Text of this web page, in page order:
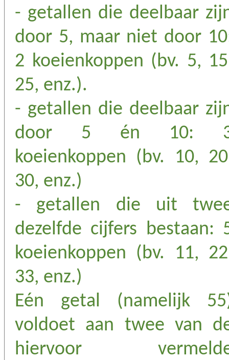
- getallen die deelbaar
door 5, maar niet door
2 koeienkoppen (bv. 5,
25, enz.).
- getallen die deelbaar
door 5 én 10:
koeienkoppen (bv. 10,
30, enz.)
- getallen die uit
dezelfde cijfers bestaan:
koeienkoppen (bv. 11,
33, enz.)
Eén getal (namelijk
voldoet aan twee van
hiervoor